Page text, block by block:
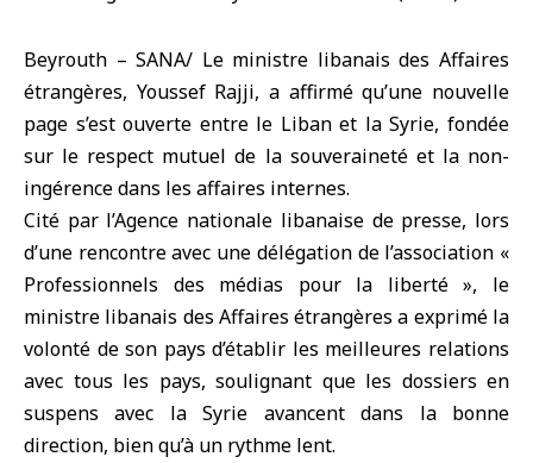
Beyrouth – SANA/ Le ministre libanais des Affaires
étrangères, Youssef Rajji, a affirmé qu’une nouvelle
page s’est ouverte entre le Liban et la Syrie, fondée
sur le respect mutuel de la souveraineté et la non-
ingérence dans les affaires internes.
Cité par l’Agence nationale libanaise de presse, lors
d’une rencontre avec une délégation de l’association «
Professionnels des médias pour la liberté », le
ministre libanais des Affaires étrangères a exprimé la
volonté de son pays d’établir les meilleures relations
avec tous les pays, soulignant que les dossiers en
suspens avec la Syrie avancent dans la bonne
direction, bien qu’à un rythme lent.